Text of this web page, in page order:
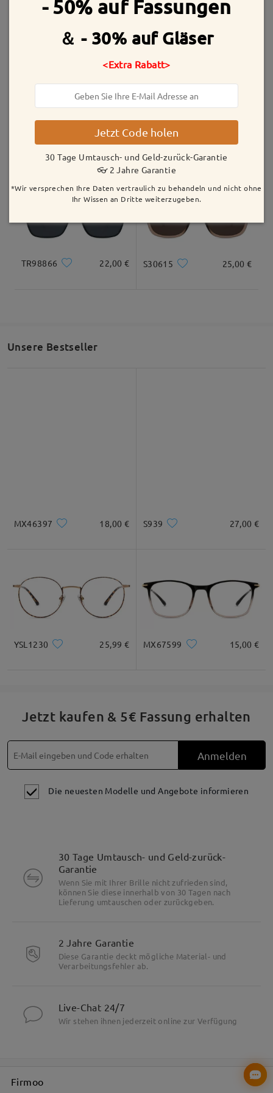
anzeigen
Bewertung schreiben
Versandt
Details
Ähnliche Fassungen
ST0125 22,00 € LT4126 22,00 €
TR98866 22,00 € S30615 25,00 €
Unsere Bestseller
MX46397 18,00 € S939 27,00 €
YSL1230 25,99 € MX67599 15,00 €
Jetzt kaufen & 5€ Fassung erhalten
Anmelden
Die neuesten Modelle und Angebote informieren
30 Tage Umtausch- und Geld-zurück-
Garantie
Wenn Sie mit Ihrer Brille nicht zufrieden sind,
können Sie diese innerhalb von 30 Tagen nach
Lieferung umtauschen oder zurückgeben.
2 Jahre Garantie
Diese Garantie deckt mögliche Material- und
Verarbeitungsfehler ab.
Live-Chat 24/7
Wir stehen ihnen jederzeit online zur Verfügung
Firmoo
- 50% auf Fassungen
＆ - 30% auf Gläser
<Extra Rabatt>
Jetzt Code holen
30 Tage Umtausch- und Geld-zurück-Garantie
👓 2 Jahre Garantie
*Wir versprechen Ihre Daten vertraulich zu behandeln und nicht ohne
Ihr Wissen an Dritte weiterzugeben.